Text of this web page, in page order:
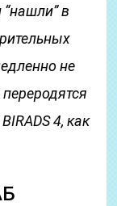
в
не
4, как